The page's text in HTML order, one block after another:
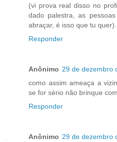
(vi prova real disso no
dado palestra, as
abraçar, é isso que tu quer).
Responder
Anônimo 29 de dezembro
como assim ameaça a
se for sério não brinque
Responder
Anônimo 29 de dezembro